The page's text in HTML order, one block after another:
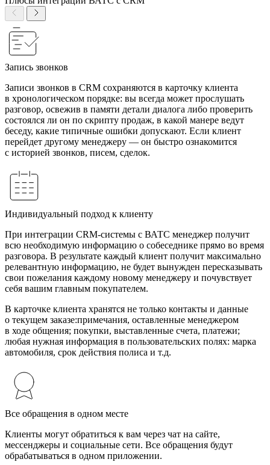
Запись звонков
Записи звонков в CRM сохраняются в карточку клиента
в хронологическом порядке: вы всегда может прослушать
разговор, освежив в памяти детали диалога либо проверить
состоялся ли он по скрипту продаж, в какой манере ведут
беседу, какие типичные ошибки допускают. Если клиент
перейдет другому менеджеру — он быстро ознакомится
с историей звонков, писем, сделок.
Индивидуальный подход к клиенту
При интеграции CRM-системы с ВАТС менеджер получит
всю необходимую информацию о собеседнике прямо во время
разговора. В результате каждый клиент получит максимально
релевантную информацию, не будет вынужден пересказывать
свои пожелания каждому новому менеджеру и почувствует
себя вашим главным покупателем.
В карточке клиента хранятся не только контакты и данные
о текущем заказе:примечания, оставленные менеджером
в ходе общения; покупки, выставленные счета, платежи;
любая нужная информация в пользовательских полях: марка
автомобиля, срок действия полиса и т.д.
Все обращения в одном месте
Клиенты могут обратиться к вам через чат на сайте,
мессенджеры и социальные сети. Все обращения будут
обрабатываться в одном приложении.